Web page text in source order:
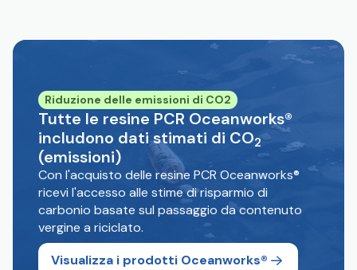
Riduzione delle emissioni di CO2
Tutte le resine PCR Oceanworks®
includono dati stimati di CO2
(emissioni)
Con l'acquisto delle resine PCR Oceanworks®
ricevi l'accesso alle stime di risparmio di
carbonio basate sul passaggio da contenuto
vergine a riciclato.
Visualizza i prodotti Oceanworks®